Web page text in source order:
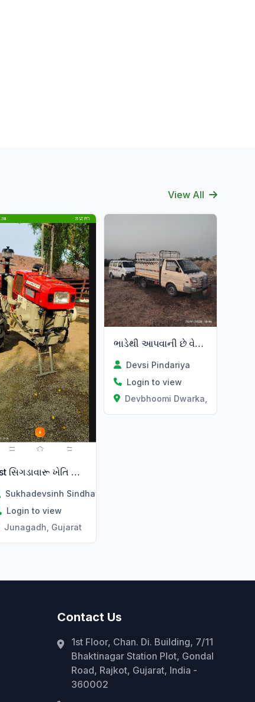
View All
vst સિગડાવારૂ ખેતિ કામ ભાડે થી
Sukhadevsinh Sindhav
Login to view
Junagadh, Gujarat
ભાડેથી આપવાની છે વેચવાની પણ છે
Devsi Pindariya
Login to view
Devbhoomi Dwarka, Gujarat
Contact Us
1st Floor, Chan. Di. Building, 7/11
Bhaktinagar Station Plot, Gondal
Road, Rajkot, Gujarat, India -
360002